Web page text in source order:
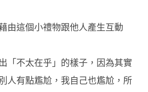
由這個小禮物跟他人產生互動
「不太在乎」的樣子，因為其實
人有點尷尬，我自己也尷尬，所